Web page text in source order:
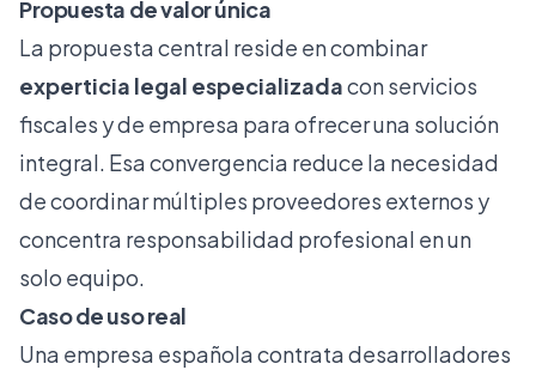
Propuesta de valor única
La propuesta central reside en combinar
experticia legal especializadacon servicios
fiscales y de empresa para ofrecer una solución
integral. Esa convergencia reduce la necesidad
de coordinar múltiples proveedores externos y
concentra responsabilidad profesional en un
solo equipo.
Caso de uso real
Una empresa española contrata desarrolladores